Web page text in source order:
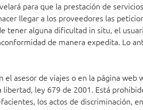
para que la prestación de
llegar a los proveedores las
tener alguna dificultad in situ, el
de manera expedita. Lo
el asesor de viajes o en la página
libertad, ley 679 de 2001. Está
los actos de discriminación,